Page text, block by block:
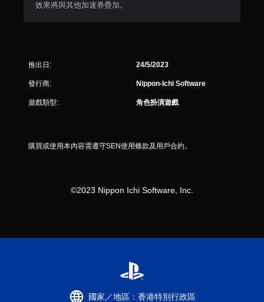
效果將與其他加速券疊加。
推出日: 24/5/2023
發行商: Nippon-Ichi Software
遊戲類型: 角色扮演遊戲
購買或使用本內容需遵守SEN使用條款及用戶合約。
©2023 Nippon Ichi Software, Inc.
國家／地區：香港特別行政區